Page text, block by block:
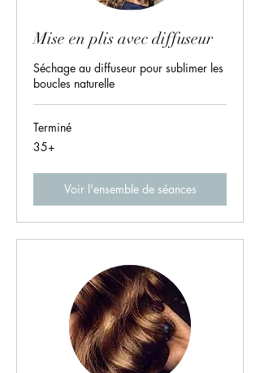
Mise en plis avec diffuseur
Séchage au diffuseur pour sublimer les
boucles naturelle
Terminé
35+
35+
Voir l'ensemble de séances